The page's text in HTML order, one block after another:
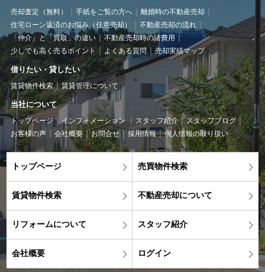
売却査定（無料） 手紙をご覧の方へ
離婚時の不動産売却
住宅ローン返済のお悩み（任意売却）
不動産売却の流れ
「仲介」と「買取」の違い
不動産売却時の諸費用
少しでも高く売るポイント
よくある質問 売却実績マップ
借りたい・貸したい
賃貸物件検索 賃貸管理について
当社について
トップページ インフォメーション スタッフ紹介
スタッフブログ
お客様の声
会社概要 お問合せ 採用情報 個人情報の取り扱い
トップページ 売買物件検索
賃貸物件検索 不動産売却について
リフォームについて スタッフ紹介
会社概要 ログイン